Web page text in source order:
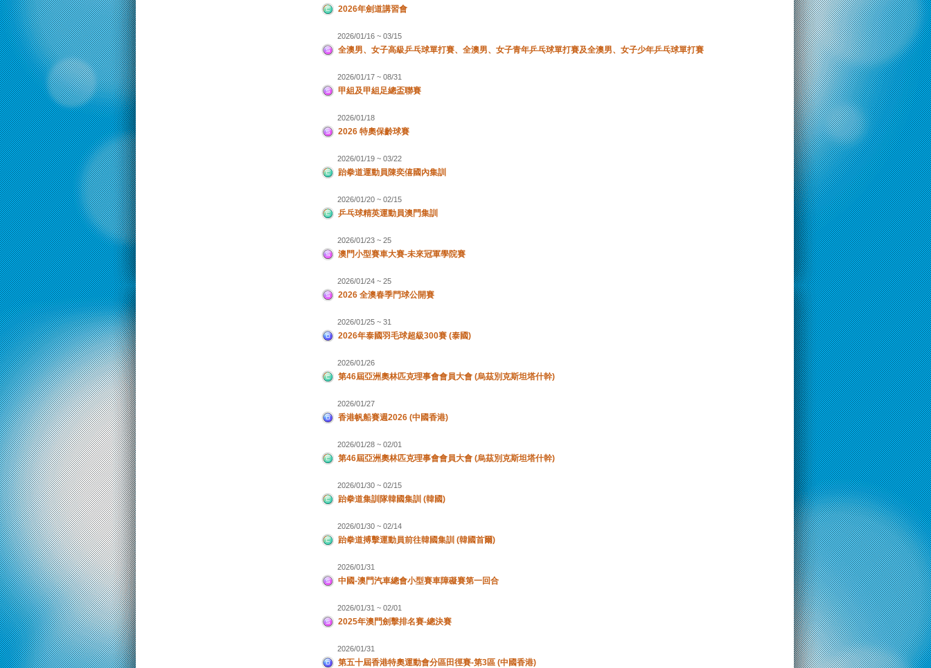
2026年劍道講習會
2026/01/16 ~ 03/15
全澳男、女子高級乒乓球單打賽、全澳男、女子青年乒乓球單打賽及全澳男、女子少年乒乓球單打賽
2026/01/17 ~ 08/31
甲組及甲組足總盃聯賽
2026/01/18
2026 特奧保齡球賽
2026/01/19 ~ 03/22
跆拳道運動員陳奕僖國內集訓
2026/01/20 ~ 02/15
乒乓球精英運動員澳門集訓
2026/01/23 ~ 25
澳門小型賽車大賽-未來冠軍學院賽
2026/01/24 ~ 25
2026 全澳春季門球公開賽
2026/01/25 ~ 31
2026年泰國羽毛球超級300賽 (泰國)
2026/01/26
第46屆亞洲奧林匹克理事會會員大會 (烏茲別克斯坦塔什幹)
2026/01/27
香港帆船賽週2026 (中國香港)
2026/01/28 ~ 02/01
第46屆亞洲奧林匹克理事會會員大會 (烏茲別克斯坦塔什幹)
2026/01/30 ~ 02/15
跆拳道集訓隊韓國集訓 (韓國)
2026/01/30 ~ 02/14
跆拳道搏擊運動員前往韓國集訓 (韓國首爾)
2026/01/31
中國-澳門汽車總會小型賽車障礙賽第一回合
2026/01/31 ~ 02/01
2025年澳門劍擊排名賽-總決賽
2026/01/31
第五十屆香港特奧運動會分區田徑賽-第3區 (中國香港)